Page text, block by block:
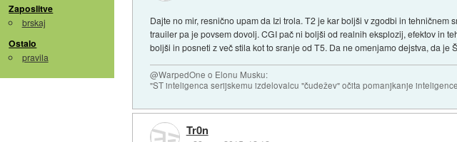
Zaposlitve
brskaj
Ostalo
pravila
Dajte no mir, resnično upam da Izi trola. T2 je kar boljši v zgodbi in
trauiler pa je povsem dovolj. CGI pač ni boljši od realnih eksplozij, efektov in
boljši in posneti z več stila kot to sranje od T5. Da ne omenjamo dejstva, da
@WarpedOne o Elonu Musku:
"ST inteligenca serijskemu izdelovalcu "čudežev" očita pomanjkanje
Tr0n